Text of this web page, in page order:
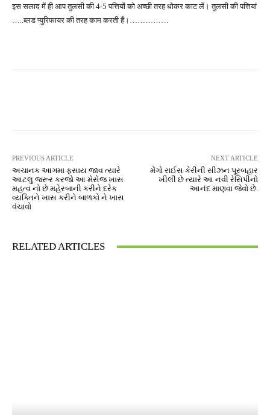
इस सलाद में ही आप तुलसी की 4-5 पत्तियों को अच्छी तरह धोकर काट लें। तुलसी की पत्तियां
…..ब्लड प्युरिफायर की तरह काम करती हैं।……………
PREVIOUS ARTICLE
અચાનક આગમા ફસાય જાવ ત્યારે
આટલુ જરૂર કરજો આ મેસેજ ખાસ
મહત્વ નો છે મહેરબાની કરીને દરેક
વ્યક્તિને ખાસ કરીને બાળકો ને ખાસ
વંચાવો
NEXT ARTICLE
મેંગો રાઈસ કેરીની સીઝન પૂરબહાર
ખીલી છે ત્યારે આ નવી રેસિપીનો
આનંદ માણવા જેવો છે.
RELATED ARTICLES